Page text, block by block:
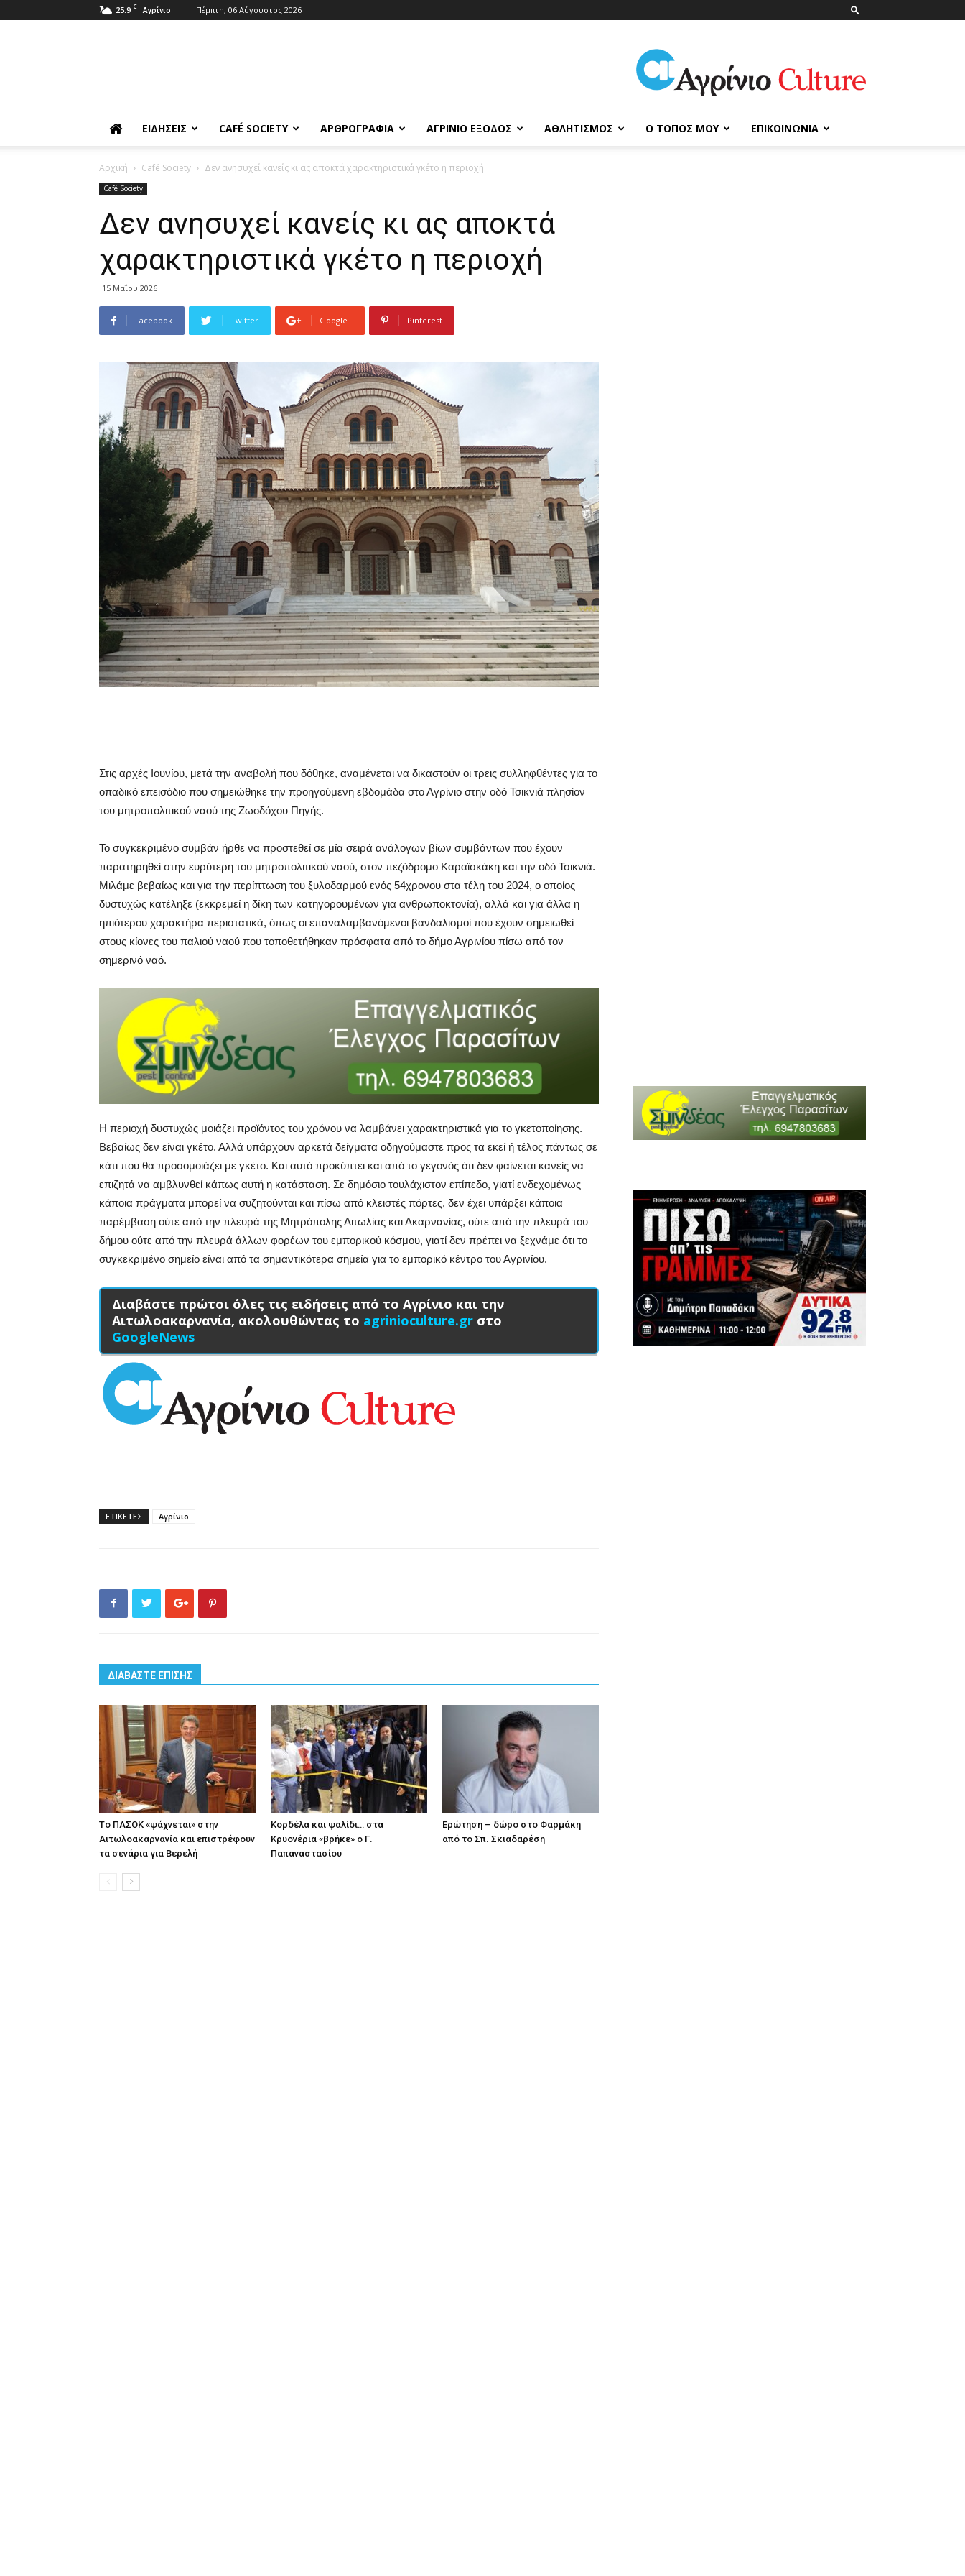
25.9 C Αγρίνιο Πέμπτη, 06 Αύγουστος 2026
ΑγρίνιοCulture
ΕΙΔΉΣΕΙΣ CAFÉ SOCIETY ΑΡΘΡΟΓΡΑΦΊΑ ΑΓΡΊΝΙΟ ΈΞΟΔΟΣ ΑΘΛΗΤΙΣΜΌΣ Ο ΤΌΠΟΣ ΜΟΥ ΕΠΙΚΟΙΝΩΝΊΑ
Αρχική Café Society Δεν ανησυχεί κανείς κι ας αποκτά χαρακτηριστικά γκέτο η περιοχή
Café Society
Δεν ανησυχεί κανείς κι ας αποκτά
χαρακτηριστικά γκέτο η περιοχή
15 Μαΐου 2026
Facebook Twitter Google+ Pinterest
Στις αρχές Ιουνίου, μετά την αναβολή που δόθηκε, αναμένεται να δικαστούν οι τρεις συλληφθέντες για το
οπαδικό επεισόδιο που σημειώθηκε την προηγούμενη εβδομάδα στο Αγρίνιο στην οδό Τσικνιά πλησίον
του μητροπολιτικού ναού της Ζωοδόχου Πηγής.
Το συγκεκριμένο συμβάν ήρθε να προστεθεί σε μία σειρά ανάλογων βίων συμβάντων που έχουν
παρατηρηθεί στην ευρύτερη του μητροπολιτικού ναού, στον πεζόδρομο Καραϊσκάκη και την οδό Τσικνιά.
Μιλάμε βεβαίως και για την περίπτωση του ξυλοδαρμού ενός 54χρονου στα τέλη του 2024, ο οποίος
δυστυχώς κατέληξε (εκκρεμεί η δίκη των κατηγορουμένων για ανθρωποκτονία), αλλά και για άλλα η
ηπιότερου χαρακτήρα περιστατικά, όπως οι επαναλαμβανόμενοι βανδαλισμοί που έχουν σημειωθεί
στους κίονες του παλιού ναού που τοποθετήθηκαν πρόσφατα από το δήμο Αγρινίου πίσω από τον
σημερινό ναό.
Η περιοχή δυστυχώς μοιάζει προϊόντος του χρόνου να λαμβάνει χαρακτηριστικά για το γκετοποίησης.
Βεβαίως δεν είναι γκέτο. Αλλά υπάρχουν αρκετά δείγματα οδηγούμαστε προς τα εκεί ή τέλος πάντως σε
κάτι που θα προσομοιάζει με γκέτο. Και αυτό προκύπτει και από το γεγονός ότι δεν φαίνεται κανείς να
επιζητά να αμβλυνθεί κάπως αυτή η κατάσταση. Σε δημόσιο τουλάχιστον επίπεδο, γιατί ενδεχομένως
κάποια πράγματα μπορεί να συζητούνται και πίσω από κλειστές πόρτες, δεν έχει υπάρξει κάποια
παρέμβαση ούτε από την πλευρά της Μητρόπολης Αιτωλίας και Ακαρνανίας, ούτε από την πλευρά του
δήμου ούτε από την πλευρά άλλων φορέων του εμπορικού κόσμου, γιατί δεν πρέπει να ξεχνάμε ότι το
συγκεκριμένο σημείο είναι από τα σημαντικότερα σημεία για το εμπορικό κέντρο του Αγρινίου.
Διαβάστε πρώτοι όλες τις ειδήσεις από το Αγρίνιο και την
Αιτωλοακαρνανία, ακολουθώντας το agrinioculture.gr στο
GoogleNews
ΕΤΙΚΕΤΕΣ Αγρίνιο
ΔΙΑΒΑΣΤΕ ΕΠΙΣΗΣ
Tο ΠΑΣΟΚ «ψάχνεται» στην
Αιτωλοακαρνανία και επιστρέφουν
τα σενάρια για Βερελή
Κορδέλα και ψαλίδι… στα
Κρυονέρια «βρήκε» ο Γ.
Παπαναστασίου
Eρώτηση – δώρο στο Φαρμάκη
από το Σπ. Σκιαδαρέση